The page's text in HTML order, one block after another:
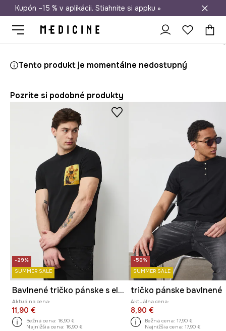
Doprava zadarmo od 50 €
Kupón –15 % v aplikácii. Stiahnite si appku »
Tento produkt je momentálne nedostupný
Pozrite si podobné produkty
-29%
SUMMER SALE
Bavlnené tričko pánske s elastanom z Mačacej kolekcie
Aktuálna cena:
11,90 €
Bežná cena: 16,90 €
Najnižšia cena: 16,90 €
-50%
SUMMER SALE
tričko pánske bavlnené
Aktuálna cena:
8,90 €
Bežná cena: 17,90 €
Najnižšia cena: 17,90 €